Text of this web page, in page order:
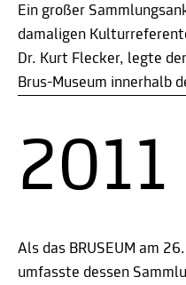
Ein großer
damaligen
Dr. Kurt Flecker, legte
Brus-Museum innerhalb
2011
Als das BRUSEUM am
umfasste dessen